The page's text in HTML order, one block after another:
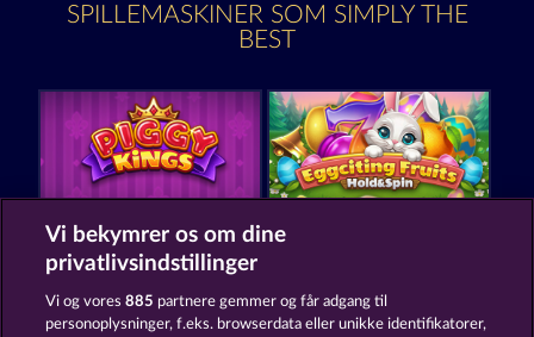
SPILLEMASKINER SOM SIMPLY THE
BEST
Piggy Kings Eggciting Fruits - Hold & Spin
Vi bekymrer os om dine
privatlivsindstillinger
Vi og vores885 partnere gemmer og får adgang til
personoplysninger, f.eks. browserdata eller unikke identifikatorer,